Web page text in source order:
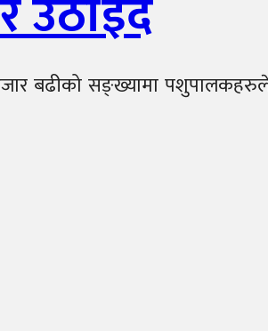
उठाइदै
बढीको सङ्ख्यामा पशुपालकहरुले